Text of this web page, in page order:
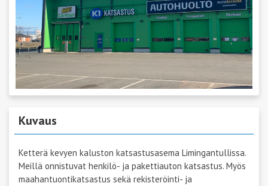
Kuvaus
Ketterä kevyen kaluston katsastusasema Limingantullissa.
Meillä onnistuvat henkilö- ja pakettiauton katsastus. Myös
maahantuontikatsastus sekä rekisteröinti- ja